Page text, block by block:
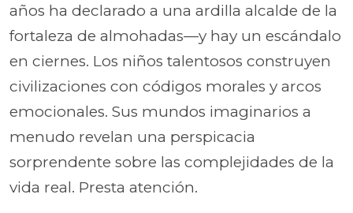
años ha declarado a una ardilla alcalde de la
fortaleza de almohadas—y hay un escándalo
en ciernes. Los niños talentosos construyen
civilizaciones con códigos morales y arcos
emocionales. Sus mundos imaginarios a
menudo revelan una perspicacia
sorprendente sobre las complejidades de la
vida real. Presta atención.